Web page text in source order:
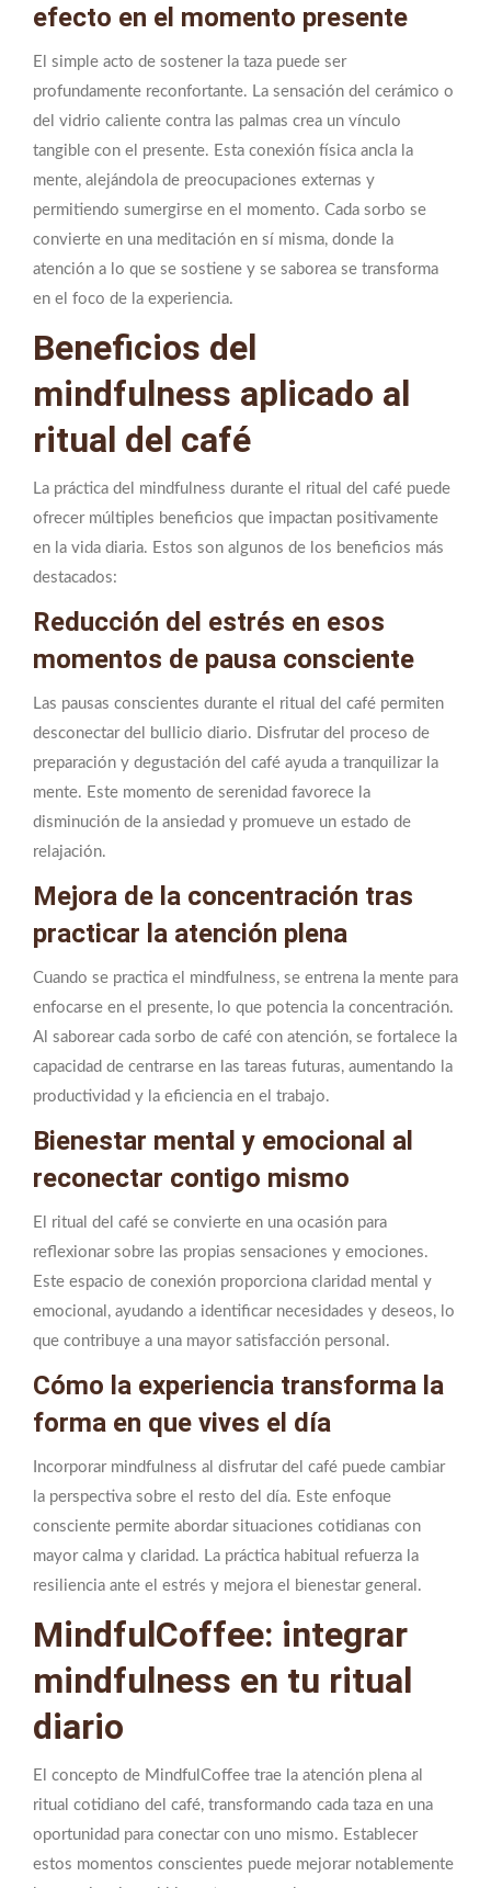
efecto en el momento presente
El simple acto de sostener la taza puede ser
profundamente reconfortante. La sensación del cerámico o
del vidrio caliente contra las palmas crea un vínculo
tangible con el presente. Esta conexión física ancla la
mente, alejándola de preocupaciones externas y
permitiendo sumergirse en el momento. Cada sorbo se
convierte en una meditación en sí misma, donde la
atención a lo que se sostiene y se saborea se transforma
en el foco de la experiencia.
Beneficios del
mindfulness aplicado al
ritual del café
La práctica del mindfulness durante el ritual del café puede
ofrecer múltiples beneficios que impactan positivamente
en la vida diaria. Estos son algunos de los beneficios más
destacados:
Reducción del estrés en esos
momentos de pausa consciente
Las pausas conscientes durante el ritual del café permiten
desconectar del bullicio diario. Disfrutar del proceso de
preparación y degustación del café ayuda a tranquilizar la
mente. Este momento de serenidad favorece la
disminución de la ansiedad y promueve un estado de
relajación.
Mejora de la concentración tras
practicar la atención plena
Cuando se practica el mindfulness, se entrena la mente para
enfocarse en el presente, lo que potencia la concentración.
Al saborear cada sorbo de café con atención, se fortalece la
capacidad de centrarse en las tareas futuras, aumentando la
productividad y la eficiencia en el trabajo.
Bienestar mental y emocional al
reconectar contigo mismo
El ritual del café se convierte en una ocasión para
reflexionar sobre las propias sensaciones y emociones.
Este espacio de conexión proporciona claridad mental y
emocional, ayudando a identificar necesidades y deseos, lo
que contribuye a una mayor satisfacción personal.
Cómo la experiencia transforma la
forma en que vives el día
Incorporar mindfulness al disfrutar del café puede cambiar
la perspectiva sobre el resto del día. Este enfoque
consciente permite abordar situaciones cotidianas con
mayor calma y claridad. La práctica habitual refuerza la
resiliencia ante el estrés y mejora el bienestar general.
MindfulCoffee: integrar
mindfulness en tu ritual
diario
El concepto de MindfulCoffee trae la atención plena al
ritual cotidiano del café, transformando cada taza en una
oportunidad para conectar con uno mismo. Establecer
estos momentos conscientes puede mejorar notablemente